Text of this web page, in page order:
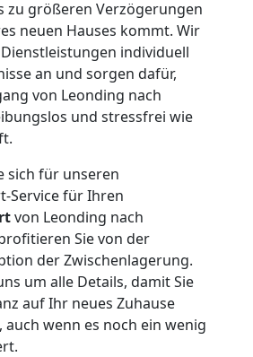
zu größeren Verzögerungen
neuen Hauses kommt. Wir
individuell
an und sorgen dafür,
von Leonding nach
und stressfrei wie
sich für unseren
Service für Ihren
von Leonding nach
Sie von der
der Zwischenlagerung.
um alle Details, damit Sie
auf Ihr neues Zuhause
wenn es noch ein wenig